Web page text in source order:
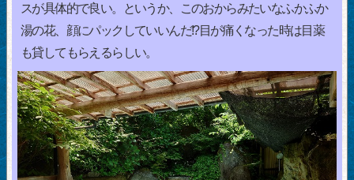
スが具体的で良い。というか、このおからみたいなふかふか
湯の花、顔にパックしていいんだ!?目が痛くなった時は目薬
も貸してもらえるらしい。